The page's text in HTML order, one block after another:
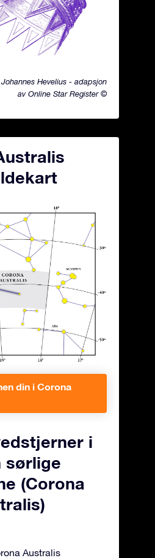
Hevelius - adapsjon
av Online Star Register ©
din i Corona
i
sørlige
(Corona
Australis